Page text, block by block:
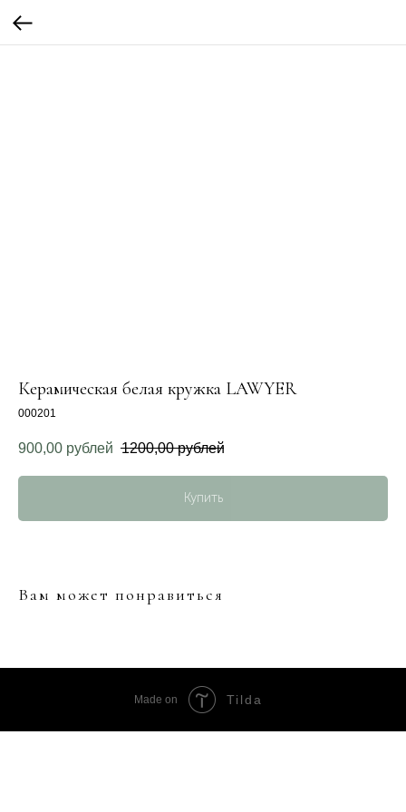
Керамическая белая кружка LAWYER
000201
900,00 рублей 1200,00 рублей
Купить
Вам может понравиться
Made on Tilda